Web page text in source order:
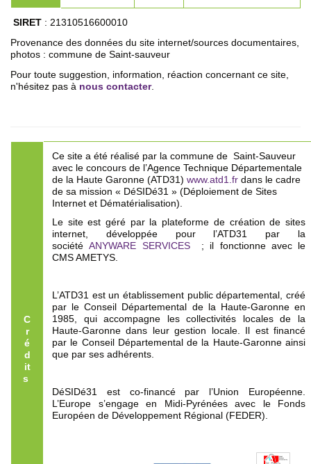
SIRET : 21310516600010
Provenance des données du site internet/sources documentaires,
photos : commune de Saint-sauveur
Pour toute suggestion, information, réaction concernant ce site,
n'hésitez pas à nous contacter.
C
r
é
d
it
s
Ce site a été réalisé par la commune de Saint-Sauveur
avec le concours de l’Agence Technique Départementale
de la Haute Garonne (ATD31) www.atd1.fr dans le cadre
de sa mission « DéSIDé31 » (Déploiement de Sites
Internet et Dématérialisation).
Le site est géré par la plateforme de création de sites
internet, développée pour l’ATD31 par la
sociétéANYWARE SERVICES
; il fonctionne avec le
CMS AMETYS.
L’ATD31 est un établissement public départemental, créé
par le Conseil Départemental de la Haute-Garonne en
1985, qui accompagne les collectivités locales de la
Haute-Garonne dans leur gestion locale. Il est financé
par le Conseil Départemental de la Haute-Garonne ainsi
que par ses adhérents.
DéSIDé31 est co-financé par l’Union Européenne.
L’Europe s’engage en Midi-Pyrénées avec le Fonds
Européen de Développement Régional (FEDER).